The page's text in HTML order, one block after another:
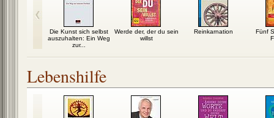
Die Kunst sich selbst
auszuhalten: Ein Weg
zur...
Werde der, der du sein
willst
Reinkarnation
Fünf
Lebenshilfe